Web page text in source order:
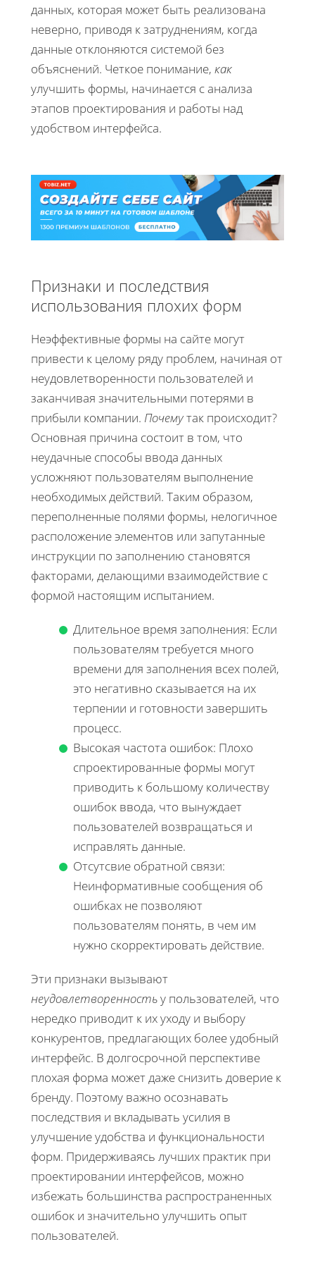
данных, которая может быть реализована
неверно, приводя к затруднениям, когда
данные отклоняются системой без
объяснений. Четкое понимание, как
улучшить формы, начинается с анализа
этапов проектирования и работы над
удобством интерфейса.
Признаки и последствия
использования плохих форм
Неэффективные формы на сайте могут
привести к целому ряду проблем, начиная от
неудовлетворенности пользователей и
заканчивая значительными потерями в
прибыли компании. Почемутак происходит?
Основная причина состоит в том, что
неудачные способы ввода данных
усложняют пользователям выполнение
необходимых действий. Таким образом,
переполненные полями формы, нелогичное
расположение элементов или запутанные
инструкции по заполнению становятся
факторами, делающими взаимодействие с
формой настоящим испытанием.
Длительное время заполнения: Если
пользователям требуется много
времени для заполнения всех полей,
это негативно сказывается на их
терпении и готовности завершить
процесс.
Высокая частота ошибок: Плохо
спроектированные формы могут
приводить к большому количеству
ошибок ввода, что вынуждает
пользователей возвращаться и
исправлять данные.
Отсутсвие обратной связи:
Неинформативные сообщения об
ошибках не позволяют
пользователям понять, в чем им
нужно скорректировать действие.
Эти признаки вызывают
неудовлетворенностьу пользователей, что
нередко приводит к их уходу и выбору
конкурентов, предлагающих более удобный
интерфейс. В долгосрочной перспективе
плохая форма может даже снизить доверие к
бренду. Поэтому важно осознавать
последствия и вкладывать усилия в
улучшение удобства и функциональности
форм. Придерживаясь лучших практик при
проектировании интерфейсов, можно
избежать большинства распространенных
ошибок и значительно улучшить опыт
пользователей.